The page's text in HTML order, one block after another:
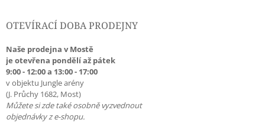
OTEVÍRACÍ DOBA PRODEJNY
Naše prodejna v Mostě
je otevřena pondělí až pátek
9:00 - 12:00 a 13:00 - 17:00
v objektu Jungle arény
(J. Průchy 1682, Most)
Můžete si zde také osobně vyzvednout
objednávky z e-shopu.